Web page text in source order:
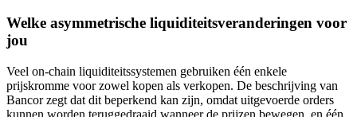
Welke asymmetrische liquiditeitsveranderingen voor
jou
Veel on-chain liquiditeitssystemen gebruiken één enkele
prijskromme voor zowel kopen als verkopen. De beschrijving van
Bancor zegt dat dit beperkend kan zijn, omdat uitgevoerde orders
kunnen worden teruggedraaid wanneer de prijzen bewegen, en één